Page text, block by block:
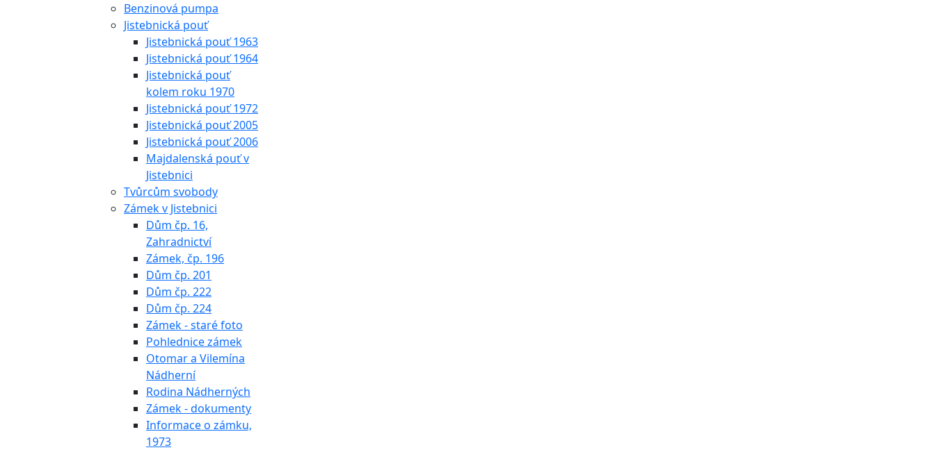
Benzinová pumpa
Jistebnická pouť
Jistebnická pouť 1963
Jistebnická pouť 1964
Jistebnická pouť
kolem roku 1970
Jistebnická pouť 1972
Jistebnická pouť 2005
Jistebnická pouť 2006
Majdalenská pouť v
Jistebnici
Tvůrcům svobody
Zámek v Jistebnici
Dům čp. 16,
Zahradnictví
Zámek, čp. 196
Dům čp. 201
Dům čp. 222
Dům čp. 224
Zámek - staré foto
Pohlednice zámek
Otomar a Vilemína
Nádherní
Rodina Nádherných
Zámek - dokumenty
Informace o zámku,
1973